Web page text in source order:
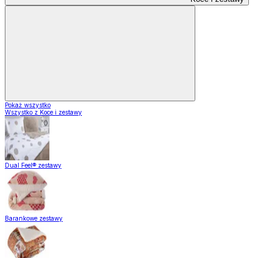
Pokaż wszystko
Wszystko z Koce i zestawy
Dual Feel® zestawy
Barankowe zestawy